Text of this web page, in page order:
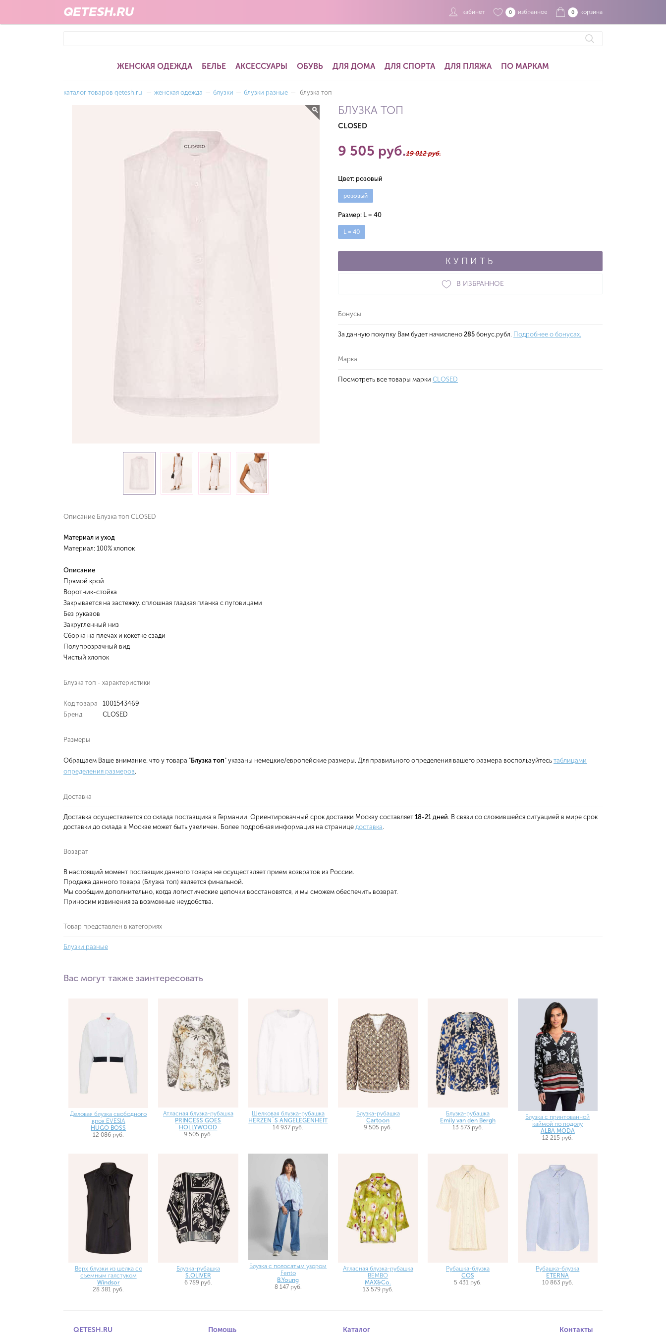
QETESH.RU кабинет 0 избранное 0 корзина
ЖЕНСКАЯ ОДЕЖДА БЕЛЬЕ АКСЕССУАРЫ ОБУВЬ ДЛЯ ДОМА ДЛЯ СПОРТА ДЛЯ ПЛЯЖА ПО МАРКАМ
каталог товаров qetesh.ru — женская одежда — блузки — блузки разные — блузка топ
БЛУЗКА ТОП
CLOSED
9 505 руб.19 012 руб.
Цвет: розовый
розовый
Размер: L = 40
L = 40
КУПИТЬ
В ИЗБРАННОЕ
Бонусы
За данную покупку Вам будет начислено 285 бонус.рубл. Подробнее о бонусах.
Марка
Посмотреть все товары марки CLOSED
Описание Блузка топ CLOSED
Материал и уход
Материал: 100% хлопок
Описание
Прямой крой
Воротник-стойка
Закрывается на застежку. сплошная гладкая планка с пуговицами
Без рукавов
Закругленный низ
Сборка на плечах и кокетке сзади
Полупрозрачный вид
Чистый хлопок
Блузка топ - характеристики
Код товара
1001543469
Бренд
CLOSED
Размеры
Обращаем Ваше внимание, что у товара "Блузка топ" указаны немецкие/европейские размеры. Для правильного определения вашего размера воспользуйтесь таблицами
определения размеров.
Доставка
Доставка осуществляется со склада поставщика в Германии. Ориентировачный срок доставки Москву составляет 18-21 дней. В связи со сложившейся ситуацией в мире срок
доставки до склада в Москве может быть увеличен. Более подробная информация на странице доставка.
Возврат
В настоящий момент поставщик данного товара не осуществляет прием возвратов из России.
Продажа данного товара (Блузка топ) является финальной.
Мы сообщим дополнительно, когда логистические цепочки восстановятся, и мы сможем обеспечить возврат.
Приносим извинения за возможные неудобства.
Товар представлен в категориях
Блузки разные
Вас могут также заинтересовать
Деловая блузка свободного
кроя EVESIA
HUGO BOSS
12 086 руб.
Атласная блузка-рубашка
PRINCESS GOES
HOLLYWOOD
9 505 руб.
Шелковая блузка-рубашка
HERZEN´S ANGELEGENHEIT
14 937 руб.
Блузка-рубашка
Cartoon
9 505 руб.
Блузка-рубашка
Emily van den Bergh
13 573 руб.
Блузка с принтованной
каймой по подолу
ALBA MODA
12 215 руб.
Верх блузки из шелка со
съемным галстуком
Windsor
28 381 руб.
Блузка-рубашка
S.OLIVER
6 789 руб.
Блузка с полосатым узором
Fento
B.Young
8 147 руб.
Атласная блузка-рубашка
BEMBO
MAX&Co.
13 579 руб.
Рубашка-блузка
COS
5 431 руб.
Рубашка-блузка
ETERNA
10 863 руб.
QETESH.RU Контакты
Помощь Каталог